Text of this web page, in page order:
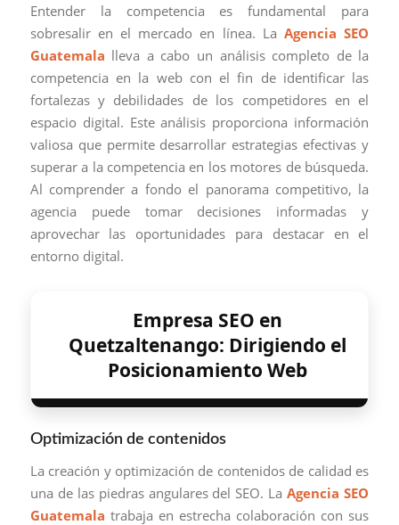
Entender la competencia es fundamental para
sobresalir en el mercado en línea. LaAgencia SEO
Guatemala lleva a cabo un análisis completo de la
competencia en la web con el fin de identificar las
fortalezas y debilidades de los competidores en el
espacio digital. Este análisis proporciona información
valiosa que permite desarrollar estrategias efectivas y
superar a la competencia en los motores de búsqueda.
Al comprender a fondo el panorama competitivo, la
agencia puede tomar decisiones informadas y
aprovechar las oportunidades para destacar en el
entorno digital.
Empresa SEO en
Quetzaltenango: Dirigiendo el
Posicionamiento Web
Optimización de contenidos
La creación y optimización de contenidos de calidad es
una de las piedras angulares del SEO. LaAgencia SEO
Guatemala trabaja en estrecha colaboración con sus